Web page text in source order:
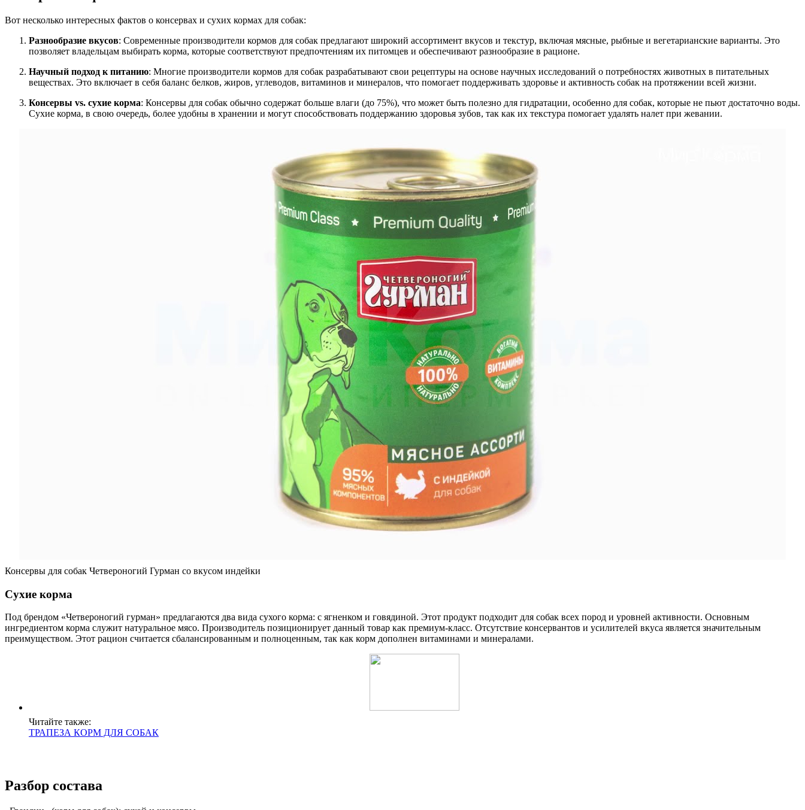
Вот несколько интересных фактов о консервах и сухих кормах для собак:
Разнообразие вкусов: Современные производители кормов для собак предлагают широкий ассортимент вкусов и текстур, включая мясные, рыбные и вегетарианские варианты. Это
позволяет владельцам выбирать корма, которые соответствуют предпочтениям их питомцев и обеспечивают разнообразие в рационе.
Научный подход к питанию: Многие производители кормов для собак разрабатывают свои рецептуры на основе научных исследований о потребностях животных в питательных
веществах. Это включает в себя баланс белков, жиров, углеводов, витаминов и минералов, что помогает поддерживать здоровье и активность собак на протяжении всей жизни.
Консервы vs. сухие корма: Консервы для собак обычно содержат больше влаги (до 75%), что может быть полезно для гидратации, особенно для собак, которые не пьют достаточно воды.
Сухие корма, в свою очередь, более удобны в хранении и могут способствовать поддержанию здоровья зубов, так как их текстура помогает удалять налет при жевании.
Консервы для собак Четвероногий Гурман со вкусом индейки
Сухие корма
Под брендом «Четвероногий гурман» предлагаются два вида сухого корма: с ягненком и говядиной. Этот продукт подходит для собак всех пород и уровней активности. Основным
ингредиентом корма служит натуральное мясо. Производитель позиционирует данный товар как премиум-класс. Отсутствие консервантов и усилителей вкуса является значительным
преимуществом. Этот рацион считается сбалансированным и полноценным, так как корм дополнен витаминами и минералами.
Читайте также:
ТРАПЕЗА КОРМ ДЛЯ СОБАК
Разбор состава